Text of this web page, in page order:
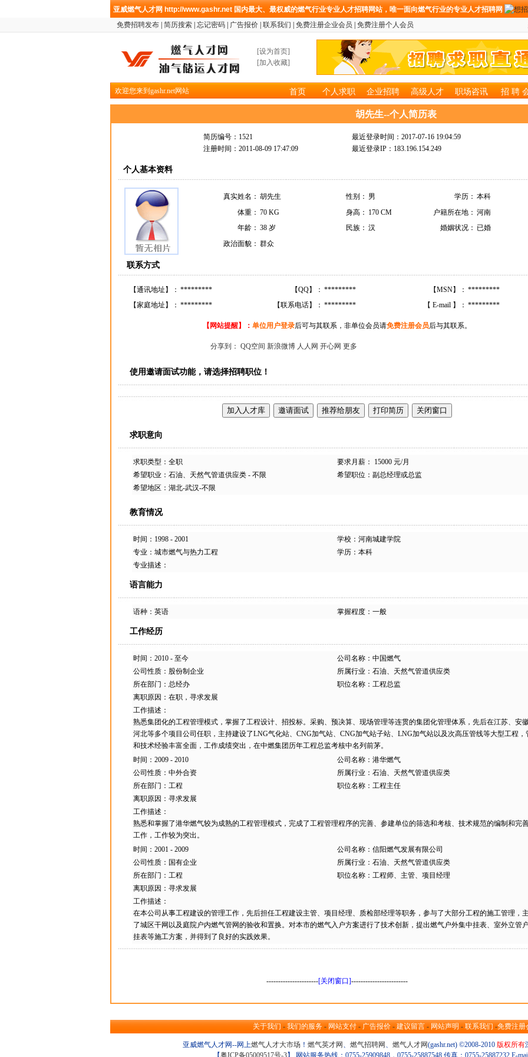
亚威燃气人才网 http://www.gashr.net 国内最大、最权威的燃气行业专业人才招聘网站，唯一面向燃气行业的专业人才招聘网
免费招聘发布 简历搜索 忘记密码 广告报价 联系我们 免费注册企业会员 免费注册个人会员
[设为首页]
[加入收藏]
欢迎您来到gashr.net网站 首页 个人求职 企业招聘 高级人才 职场咨讯 招 聘
胡先生--个人简历表
简历编号：1521
最近登录时间：2017-07-16 19:04:59
注册时间：2011-08-09 17:47:09
最近登录IP：183.196.154.249
个人基本资料
真实姓名： 胡先生 性别： 男 学历： 本科
体重： 70 KG 身高： 170 CM 户籍所在地： 河南
年龄： 38 岁 民族： 汉 婚姻状况： 已婚
政治面貌： 群众
联系方式
【通讯地址】： ********* 【QQ】： ********* 【MSN】： *********
【家庭地址】： ********* 【联系电话】： ********* 【 E-mail 】： *********
【网站提醒】： 单位用户登录后可与其联系，非单位会员请免费注册会员后与其联系。
分享到： QQ空间 新浪微博 人人网 开心网 更多
使用邀请面试功能，请选择招聘职位！
求职意向
求职类型：全职
要求月薪： 15000 元/月
希望职业：石油、天然气管道供应类 - 不限
希望职位：副总经理或总监
希望地区：湖北-武汉-不限
教育情况
时间：1998 - 2001
学校：河南城建学院
专业：城市燃气与热力工程
学历：本科
专业描述：
语言能力
语种：英语 掌握程度：一般
工作经历
时间：2010 - 至今
公司名称：中国燃气
公司性质：股份制企业
所属行业：石油、天然气管道供应类
所在部门：总经办
职位名称：工程总监
离职原因：在职，寻求发展
工作描述：
熟悉集团化的工程管理模式，掌握了工程设计、招投标。采购、预决算、现场管理等连贯的集团化管理体系，先后在江苏、安徽
河北等多个项目公司任职，主持建设了LNG气化站、CNG加气站、CNG加气站子站、LNG加气站以及次高压管线等大型工程，
和技术经验丰富全面，工作成绩突出，在中燃集团历年工程总监考核中名列前茅。
时间：2009 - 2010
公司名称：港华燃气
公司性质：中外合资
所属行业：石油、天然气管道供应类
所在部门：工程
职位名称：工程主任
离职原因：寻求发展
工作描述：
熟悉和掌握了港华燃气较为成熟的工程管理模式，完成了工程管理程序的完善、参建单位的筛选和考核、技术规范的编制和完
工作，工作较为突出。
时间：2001 - 2009
公司名称：信阳燃气发展有限公司
公司性质：国有企业
所属行业：石油、天然气管道供应类
所在部门：工程
职位名称：工程师、主管、项目经理
离职原因：寻求发展
工作描述：
在本公司从事工程建设的管理工作，先后担任工程建设主管、项目经理、质检部经理等职务，参与了大部分工程的施工管理，
了城区干网以及庭院户内燃气管网的验收和置换。对本市的燃气入户方案进行了技术创新，提出燃气户外集中挂表、室外立管
挂表等施工方案，并得到了良好的实践效果。
----------------------[关闭窗口]------------------------
关于我们 - 我们的服务- 网站支付- 广告报价- 建议留言- 网站声明 - 联系我们 -免费注册
亚威燃气人才网--网上燃气人才大市场 ！ 燃气英才网 、 燃气招聘网 、 燃气人才网(gashr.net) ©2008-2010 版权所有
【粤ICP备05009517号-3】 网站服务热线：0755-25909848，0755-25887548 传真：0755-25887232 E-